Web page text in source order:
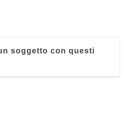
soggetto con questi